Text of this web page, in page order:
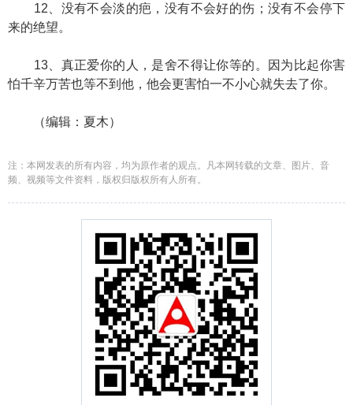
12、没有不会淡的疤，没有不会好的伤；没有不会停下
来的绝望。
13、真正爱你的人，是舍不得让你等的。因为比起你害
怕千辛万苦也等不到他，他会更害怕一不小心就失去了你。
（编辑：夏木）
注：本网发表的所有内容，均为原作者的观点。凡本网转载的文章、图片、音
频、视频等文件资料，版权归版权所有人所有。